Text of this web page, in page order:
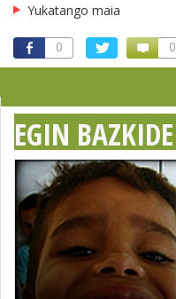
Yukatango maia
0 0
EGIN BAZKIDE